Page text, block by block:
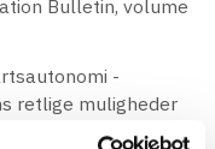
Bulletin, volume
-
retlige muligheder